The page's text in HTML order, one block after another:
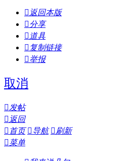
 返回本版
分享
 道具
 复制链接
举报
取消
发帖
 返回
 首页 导航 刷新
菜单